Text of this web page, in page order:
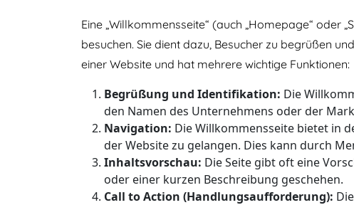
Eine „Willkommensseite“ (auch „Homepage“ oder
besuchen. Sie dient dazu, Besucher zu begrüßen
einer Website und hat mehrere wichtige Funktionen:
Begrüßung und Identifikation: Die
den Namen des Unternehmens oder der
Navigation: Die Willkommensseite bietet in
der Website zu gelangen. Dies kann durch
Inhaltsvorschau: Die Seite gibt oft eine
oder einer kurzen Beschreibung geschehen.
Call to Action (Handlungsaufforderung):